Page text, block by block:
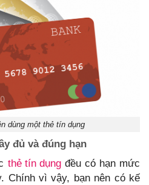
dùng một thẻ tín dụng
đủ và đúng hạn
thẻ tín dụngđều có hạn mức
Chính vì vậy, bạn nên có kế